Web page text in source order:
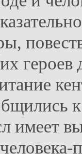
героев
имеет